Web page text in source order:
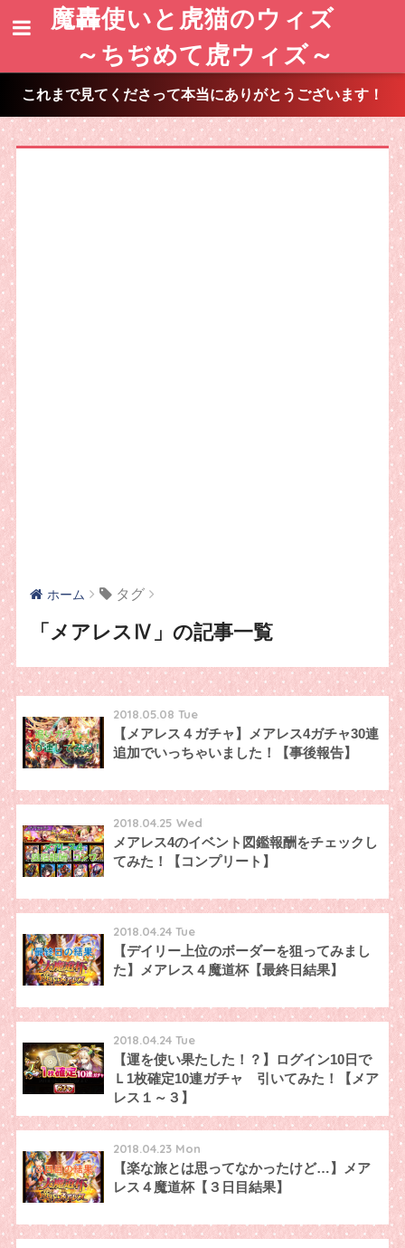
魔轟使いと虎猫のウィズ
～ちぢめて虎ウィズ～
これまで見てくださって本当にありがとうございます！
ホーム タグ
「メアレスⅣ」の記事一覧
2018.05.08 Tue
【メアレス４ガチャ】メアレス4ガチャ30連
追加でいっちゃいました！【事後報告】
2018.04.25 Wed
メアレス4のイベント図鑑報酬をチェックし
てみた！【コンプリート】
2018.04.24 Tue
【デイリー上位のボーダーを狙ってみまし
た】メアレス４魔道杯【最終日結果】
2018.04.24 Tue
【運を使い果たした！？】ログイン10日で
Ｌ1枚確定10連ガチャ 引いてみた！【メア
レス１～３】
2018.04.23 Mon
【楽な旅とは思ってなかったけど…】メア
レス４魔道杯【３日目結果】